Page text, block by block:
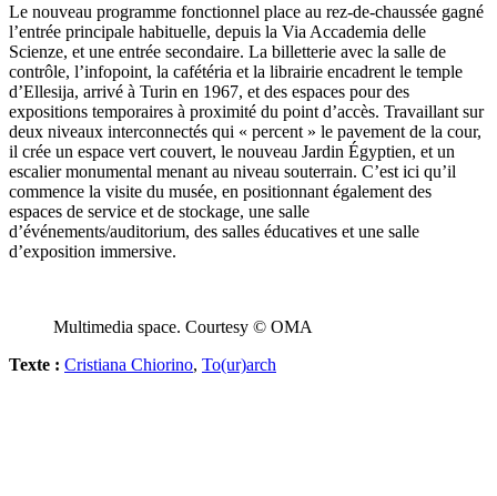
Le nouveau programme fonctionnel place au rez-de-chaussée gagné
l’entrée principale habituelle, depuis la Via Accademia delle
Scienze, et une entrée secondaire. La billetterie avec la salle de
contrôle, l’infopoint, la cafétéria et la librairie encadrent le temple
d’Ellesija, arrivé à Turin en 1967, et des espaces pour des
expositions temporaires à proximité du point d’accès. Travaillant sur
deux niveaux interconnectés qui « percent » le pavement de la cour,
il crée un espace vert couvert, le nouveau Jardin Égyptien, et un
escalier monumental menant au niveau souterrain. C’est ici qu’il
commence la visite du musée, en positionnant également des
espaces de service et de stockage, une salle
d’événements/auditorium, des salles éducatives et une salle
d’exposition immersive.
Multimedia space. Courtesy © OMA
Texte : Cristiana Chiorino, To(ur)arch